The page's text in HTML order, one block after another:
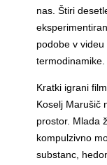
nas. Štiri
podobe v
termodinamike.
Kratki igrani
Koselj Marušič
prostor. Mlada
kompulzivno
substanc,